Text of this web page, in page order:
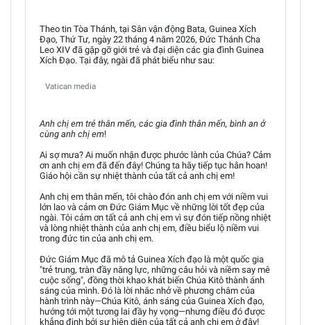
Theo tin Tòa Thánh, tại Sân vận động Bata, Guinea Xích
Đạo, Thứ Tư, ngày 22 tháng 4 năm 2026, Đức Thánh Cha
Leo XIV đã gặp gỡ giới trẻ và đại diện các gia đình Guinea
Xích Đạo. Tại đây, ngài đã phát biểu như sau:
Vatican media
Anh chị em trẻ thân mến, các gia đình thân mến, bình an ở
cùng anh chị em!
Ai sợ mưa? Ai muốn nhận được phước lành của Chúa? Cảm
ơn anh chị em đã đến đây! Chúng ta hãy tiếp tục hân hoan!
Giáo hội cần sự nhiệt thành của tất cả anh chị em!
Anh chị em thân mến, tôi chào đón anh chị em với niềm vui
lớn lao và cảm ơn Đức Giám Mục về những lời tốt đẹp của
ngài. Tôi cảm ơn tất cả anh chị em vì sự đón tiếp nồng nhiệt
và lòng nhiệt thành của anh chị em, điều biểu lộ niềm vui
trong đức tin của anh chị em.
Đức Giám Mục đã mô tả Guinea Xích đạo là một quốc gia
"trẻ trung, tràn đầy năng lực, những câu hỏi và niềm say mê
cuộc sống", đồng thời khao khát biến Chúa Kitô thành ánh
sáng của mình. Đó là lời nhắc nhở về phương châm của
hành trình này—Chúa Kitô, ánh sáng của Guinea Xích đạo,
hướng tới một tương lai đầy hy vọng—nhưng điều đó được
khẳng định bởi sự hiện diện của tất cả anh chị em ở đây!